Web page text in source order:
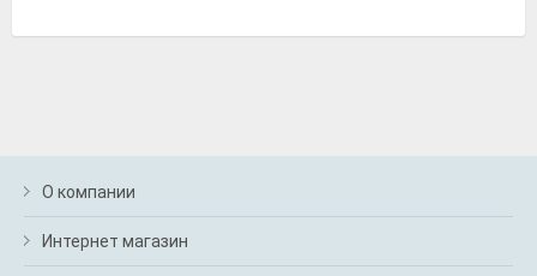
О компании
Интернет магазин